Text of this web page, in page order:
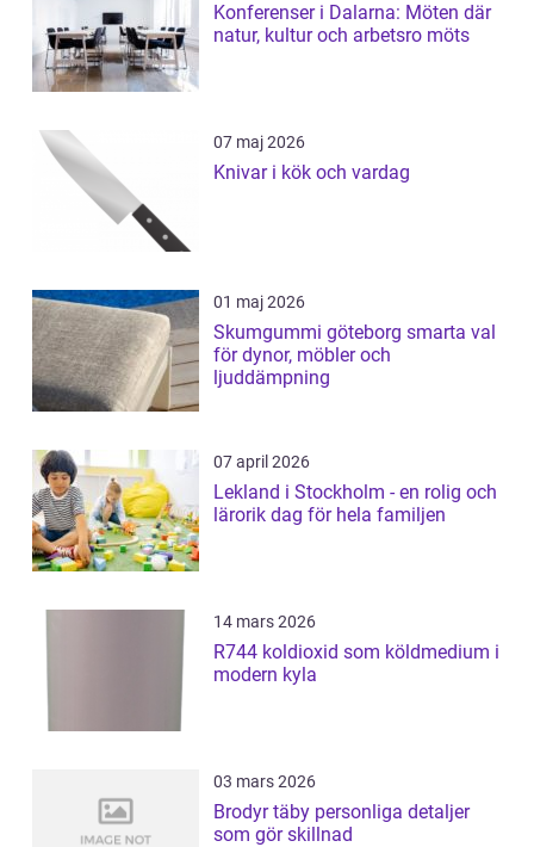
Konferenser i Dalarna: Möten där
natur, kultur och arbetsro möts
07 maj 2026
Knivar i kök och vardag
01 maj 2026
Skumgummi göteborg smarta val
för dynor, möbler och
ljuddämpning
07 april 2026
Lekland i Stockholm - en rolig och
lärorik dag för hela familjen
14 mars 2026
R744 koldioxid som köldmedium i
modern kyla
03 mars 2026
Brodyr täby personliga detaljer
som gör skillnad